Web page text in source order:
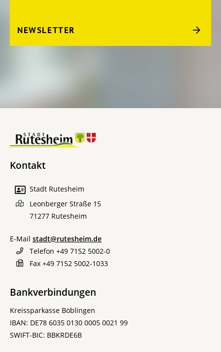
NEWSLETTER
Kontakt
Stadt Rutesheim
Leonberger Straße 15
71277 Rutesheim
E-Mail stadt@rutesheim.de
Telefon +49 7152 5002-0
Fax +49 7152 5002-1033
Bankverbindungen
Kreissparkasse Böblingen
IBAN: DE78 6035 0130 0005 0021 99
SWIFT-BIC: BBKRDE6B